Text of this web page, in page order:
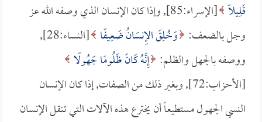
قَلِيلًا
[الإسراء:85], وإذا كان الإنسان الذي وصفه الله عز
وجل بالضعف: وَخُلِقَ الإِنسَانُ ضَعِيفًا
[النساء:28],
ووصفه بالجهل والظلم: إِنَّهُ كَانَ ظَلُومًا جَهُولًا
[الأحزاب:72], وبغير ذلك من الصفات, إذا كان الإنسان
النسي الجهول مستطيعاً أن يخترع هذه الآلات التي تنقل الإنسان